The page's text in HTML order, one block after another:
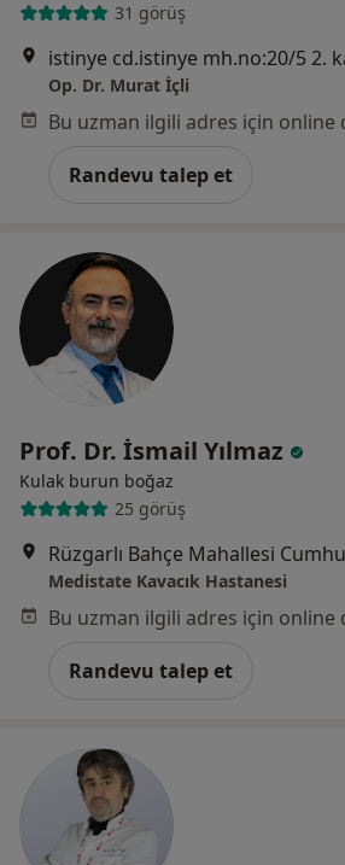
31 görüş
istinye cd.istinye mh.no:20/5 2.
Op. Dr. Murat İçli
Randevu talep et
Prof. Dr. İsmail Yılmaz
Kulak burun boğaz
25 görüş
Medistate Kavacık Hastanesi
Randevu talep et